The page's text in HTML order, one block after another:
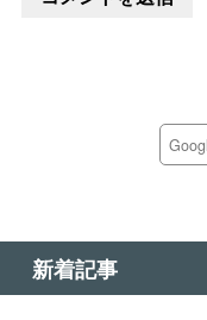
新着記事